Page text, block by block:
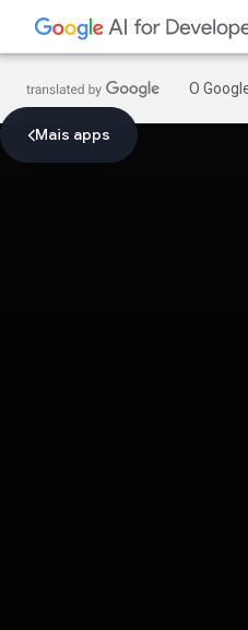
O
Mais apps